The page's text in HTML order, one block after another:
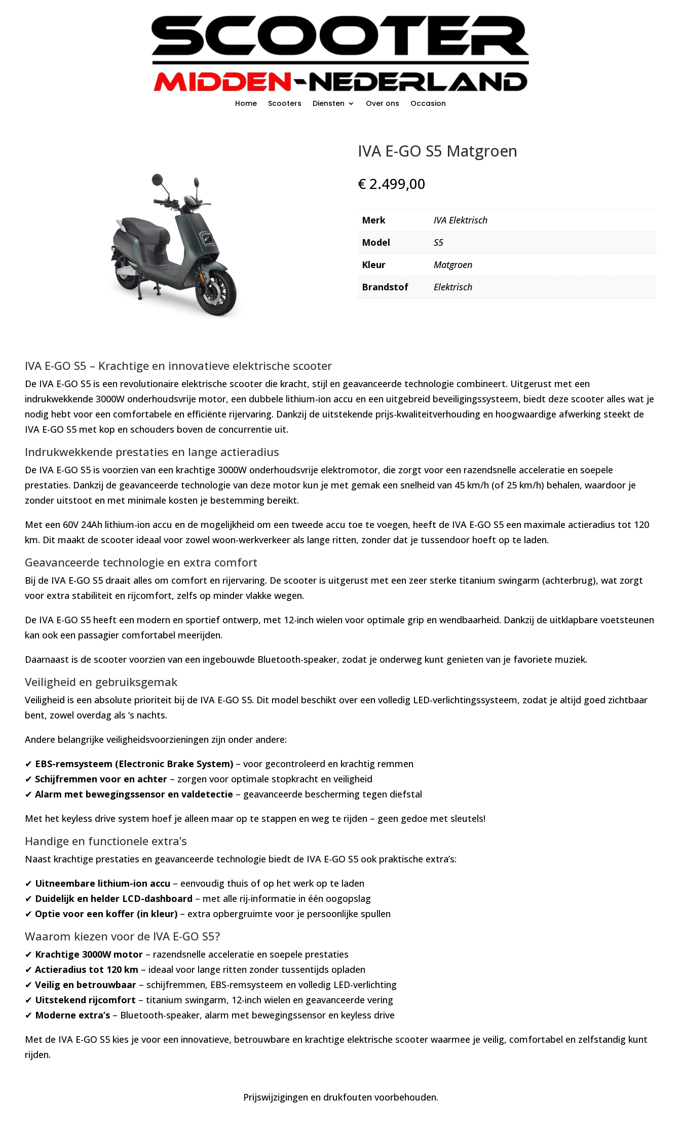
Home Scooters Diensten Over ons Occasion
IVA E-GO S5 Matgroen
€ 2.499,00
Merk
IVA Elektrisch
Model
S5
Kleur
Matgroen
Brandstof
Elektrisch
IVA E-GO S5 – Krachtige en innovatieve elektrische scooter
De IVA E-GO S5 is een revolutionaire elektrische scooter die kracht, stijl en geavanceerde technologie combineert. Uitgerust met een
indrukwekkende 3000W onderhoudsvrije motor, een dubbele lithium-ion accu en een uitgebreid beveiligingssysteem, biedt deze scooter alles wat je
nodig hebt voor een comfortabele en efficiënte rijervaring. Dankzij de uitstekende prijs-kwaliteitverhouding en hoogwaardige afwerking steekt de
IVA E-GO S5 met kop en schouders boven de concurrentie uit.
Indrukwekkende prestaties en lange actieradius
De IVA E-GO S5 is voorzien van een krachtige 3000W onderhoudsvrije elektromotor, die zorgt voor een razendsnelle acceleratie en soepele
prestaties. Dankzij de geavanceerde technologie van deze motor kun je met gemak een snelheid van 45 km/h (of 25 km/h) behalen, waardoor je
zonder uitstoot en met minimale kosten je bestemming bereikt.
Met een 60V 24Ah lithium-ion accu en de mogelijkheid om een tweede accu toe te voegen, heeft de IVA E-GO S5 een maximale actieradius tot 120
km. Dit maakt de scooter ideaal voor zowel woon-werkverkeer als lange ritten, zonder dat je tussendoor hoeft op te laden.
Geavanceerde technologie en extra comfort
Bij de IVA E-GO S5 draait alles om comfort en rijervaring. De scooter is uitgerust met een zeer sterke titanium swingarm (achterbrug), wat zorgt
voor extra stabiliteit en rijcomfort, zelfs op minder vlakke wegen.
De IVA E-GO S5 heeft een modern en sportief ontwerp, met 12-inch wielen voor optimale grip en wendbaarheid. Dankzij de uitklapbare voetsteunen
kan ook een passagier comfortabel meerijden.
Daarnaast is de scooter voorzien van een ingebouwde Bluetooth-speaker, zodat je onderweg kunt genieten van je favoriete muziek.
Veiligheid en gebruiksgemak
Veiligheid is een absolute prioriteit bij de IVA E-GO S5. Dit model beschikt over een volledig LED-verlichtingssysteem, zodat je altijd goed zichtbaar
bent, zowel overdag als ‘s nachts.
Andere belangrijke veiligheidsvoorzieningen zijn onder andere:
✔ EBS-remsysteem (Electronic Brake System)– voor gecontroleerd en krachtig remmen
✔ Schijfremmen voor en achter– zorgen voor optimale stopkracht en veiligheid
✔ Alarm met bewegingssensor en valdetectie – geavanceerde bescherming tegen diefstal
Met het keyless drive system hoef je alleen maar op te stappen en weg te rijden – geen gedoe met sleutels!
Handige en functionele extra’s
Naast krachtige prestaties en geavanceerde technologie biedt de IVA E-GO S5 ook praktische extra’s:
✔ Uitneembare lithium-ion accu – eenvoudig thuis of op het werk op te laden
✔ Duidelijk en helder LCD-dashboard – met alle rij-informatie in één oogopslag
✔ Optie voor een koffer (in kleur)– extra opbergruimte voor je persoonlijke spullen
Waarom kiezen voor de IVA E-GO S5?
✔ Krachtige 3000W motor– razendsnelle acceleratie en soepele prestaties
✔ Actieradius tot 120 km – ideaal voor lange ritten zonder tussentijds opladen
✔ Veilig en betrouwbaar– schijfremmen, EBS-remsysteem en volledig LED-verlichting
✔ Uitstekend rijcomfort – titanium swingarm, 12-inch wielen en geavanceerde vering
✔ Moderne extra’s– Bluetooth-speaker, alarm met bewegingssensor en keyless drive
Met de IVA E-GO S5 kies je voor een innovatieve, betrouwbare en krachtige elektrische scooter waarmee je veilig, comfortabel en zelfstandig kunt
rijden.
Prijswijzigingen en drukfouten voorbehouden.